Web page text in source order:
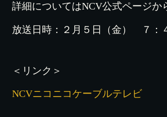
詳細についてはNCV公式ページか
放送日時：２月５日（金） ７：
＜リンク＞
NCVニコニコケーブルテレビ